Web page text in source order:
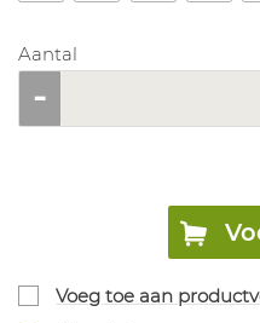
Aantal
Voeg toe aan